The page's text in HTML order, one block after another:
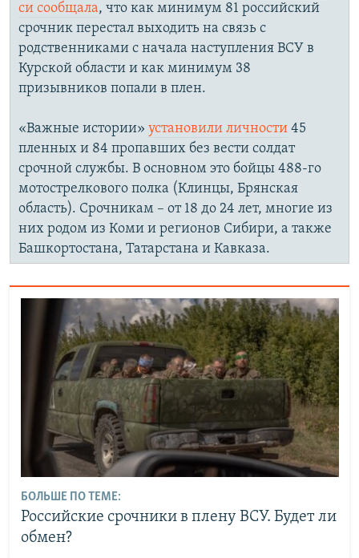
си сообщала, что как минимум 81 российский
срочник перестал выходить на связь с
родственниками с начала наступления ВСУ в
Курской области и как минимум 38
призывников попали в плен.
«Важные истории» установили личности 45
пленных и 84 пропавших без вести солдат
срочной службы. В основном это бойцы 488-го
мотострелкового полка (Клинцы, Брянская
область). Срочникам – от 18 до 24 лет, многие из
них родом из Коми и регионов Сибири, а также
Башкортостана, Татарстана и Кавказа.
БОЛЬШЕ ПО ТЕМЕ:
Российские срочники в плену ВСУ. Будет ли
обмен?